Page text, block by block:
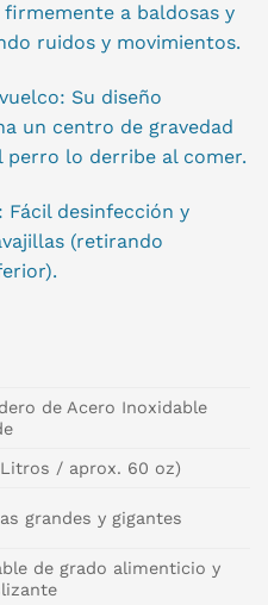
a baldosas y
ruidos y movimientos.
Su diseño
un centro de gravedad
perro lo derribe al comer.
desinfección y
(retirando
de Acero Inoxidable
/ aprox. 60 oz)
grandes y gigantes
de grado alimenticio y